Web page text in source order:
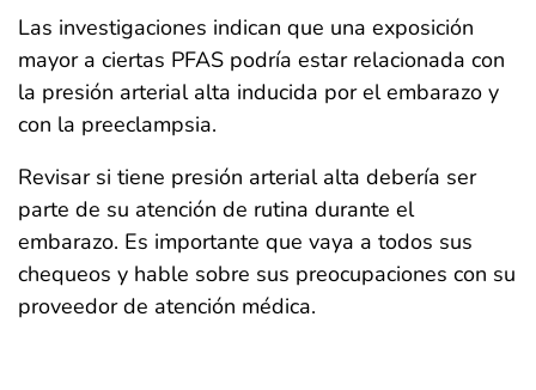
Las investigaciones indican que una exposición
mayor a ciertas PFAS podría estar relacionada con
la presión arterial alta inducida por el embarazo y
con la preeclampsia.
Revisar si tiene presión arterial alta debería ser
parte de su atención de rutina durante el
embarazo. Es importante que vaya a todos sus
chequeos y hable sobre sus preocupaciones con su
proveedor de atención médica.